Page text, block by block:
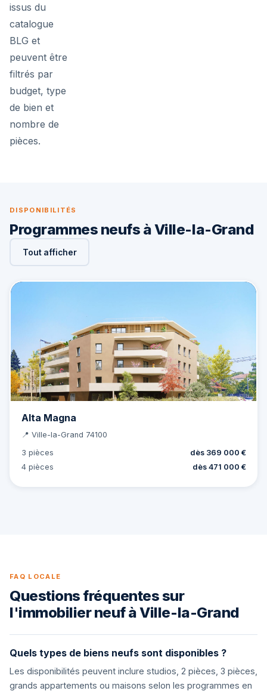
issus du
catalogue
BLG et
peuvent être
filtrés par
budget, type
de bien et
nombre de
pièces.
DISPONIBILITÉS
Programmes neufs à Ville-la-Grand
Tout afficher
Alta Magna
📍 Ville-la-Grand 74100
3 pièces
dès 369 000 €
4 pièces
dès 471 000 €
FAQ LOCALE
Questions fréquentes sur
l'immobilier neuf à Ville-la-Grand
Quels types de biens neufs sont disponibles ?
Les disponibilités peuvent inclure studios, 2 pièces, 3 pièces,
grands appartements ou maisons selon les programmes en